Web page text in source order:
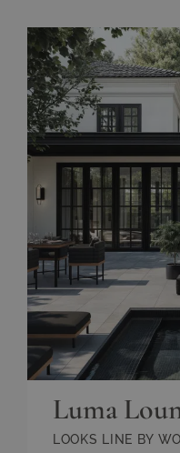
Luma
LOOKS LINE BY